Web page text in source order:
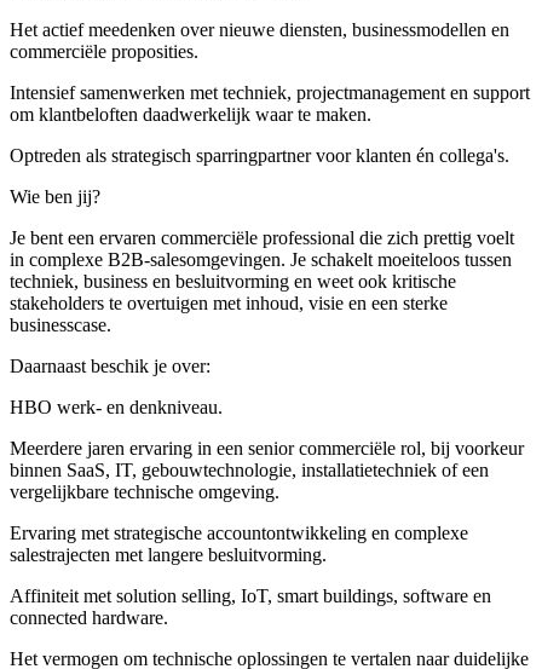
Het actief meedenken over nieuwe diensten, businessmodellen en
commerciële proposities.
Intensief samenwerken met techniek, projectmanagement en support
om klantbeloften daadwerkelijk waar te maken.
Optreden als strategisch sparringpartner voor klanten én collega's.
Wie ben jij?
Je bent een ervaren commerciële professional die zich prettig voelt
in complexe B2B-salesomgevingen. Je schakelt moeiteloos tussen
techniek, business en besluitvorming en weet ook kritische
stakeholders te overtuigen met inhoud, visie en een sterke
businesscase.
Daarnaast beschik je over:
HBO werk- en denkniveau.
Meerdere jaren ervaring in een senior commerciële rol, bij voorkeur
binnen SaaS, IT, gebouwtechnologie, installatietechniek of een
vergelijkbare technische omgeving.
Ervaring met strategische accountontwikkeling en complexe
salestrajecten met langere besluitvorming.
Affiniteit met solution selling, IoT, smart buildings, software en
connected hardware.
Het vermogen om technische oplossingen te vertalen naar duidelijke